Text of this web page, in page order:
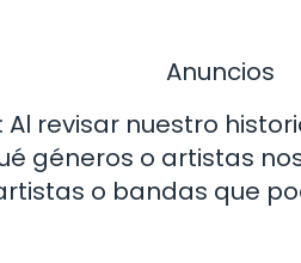
Anuncios
Al revisar nuestro
géneros o artistas
o bandas que